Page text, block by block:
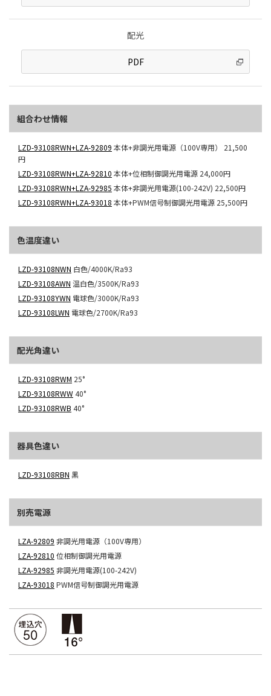
配光
PDF
組合わせ情報
LZD-93108RWN+LZA-92809 本体+非調光用電源（100V専用） 21,500
円
LZD-93108RWN+LZA-92810 本体+位相制御調光用電源 24,000円
LZD-93108RWN+LZA-92985 本体+非調光用電源(100-242V) 22,500円
LZD-93108RWN+LZA-93018 本体+PWM信号制御調光用電源 25,500円
色温度違い
LZD-93108NWN 白色/4000K/Ra93
LZD-93108AWN 温白色/3500K/Ra93
LZD-93108YWN 電球色/3000K/Ra93
LZD-93108LWN 電球色/2700K/Ra93
配光角違い
LZD-93108RWM 25°
LZD-93108RWW40°
LZD-93108RWB 40°
器具色違い
LZD-93108RBN 黒
別売電源
LZA-92809 非調光用電源（100V専用）
LZA-92810 位相制御調光用電源
LZA-92985 非調光用電源(100-242V)
LZA-93018 PWM信号制御調光用電源